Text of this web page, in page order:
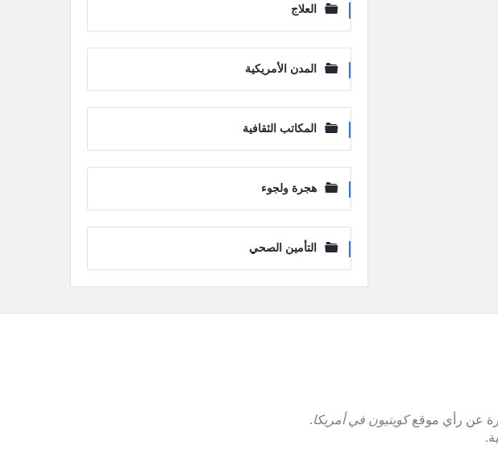
العلاج
المدن الأمريكية
المكاتب الثقافية
هجرة ولجوء
التأمين الصحي
عن رأي موقعكويتيون في أمريكا.